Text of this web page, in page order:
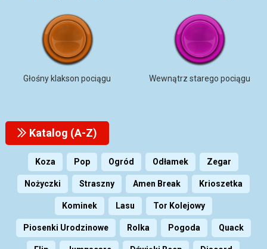
Głośny klakson pociągu Wewnątrz starego pociągu
Katalog (A-Z)
Koza Pop Ogród Odłamek Zegar
Nożyczki Straszny Amen Break Krioszetka
Kominek Lasu Tor Kolejowy
Piosenki Urodzinowe Rolka Pogoda Quack